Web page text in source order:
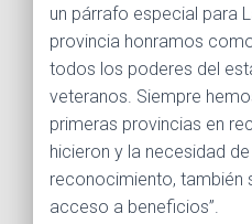
un párrafo especial para
provincia honramos
todos los poderes del
veteranos. Siempre
primeras provincias en
hicieron y la necesidad
reconocimiento, también
acceso a beneficios”.